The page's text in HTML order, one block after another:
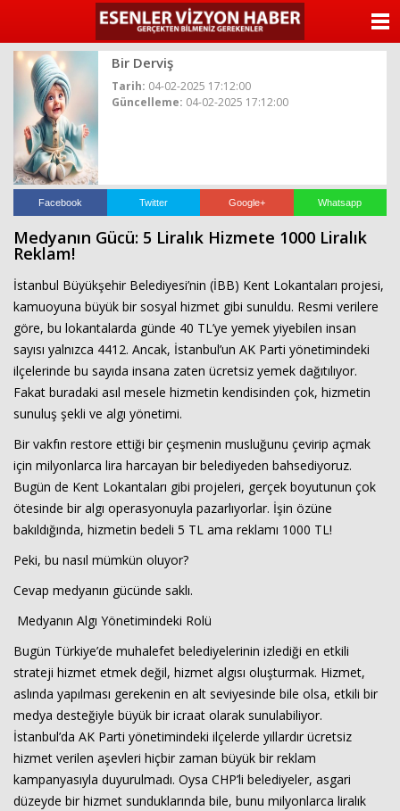
Bir Derviş
Tarih: 04-02-2025 17:12:00
Güncelleme: 04-02-2025 17:12:00
Facebook Twitter Google+ Whatsapp
Medyanın Gücü: 5 Liralık Hizmete 1000 Liralık
Reklam!
İstanbul Büyükşehir Belediyesi’nin (İBB) Kent Lokantaları projesi,
kamuoyuna büyük bir sosyal hizmet gibi sunuldu. Resmi verilere
göre, bu lokantalarda günde 40 TL’ye yemek yiyebilen insan
sayısı yalnızca 4412. Ancak, İstanbul’un AK Parti yönetimindeki
ilçelerinde bu sayıda insana zaten ücretsiz yemek dağıtılıyor.
Fakat buradaki asıl mesele hizmetin kendisinden çok, hizmetin
sunuluş şekli ve algı yönetimi.
Bir vakfın restore ettiği bir çeşmenin musluğunu çevirip açmak
için milyonlarca lira harcayan bir belediyeden bahsediyoruz.
Bugün de Kent Lokantaları gibi projeleri, gerçek boyutunun çok
ötesinde bir algı operasyonuyla pazarlıyorlar. İşin özüne
bakıldığında, hizmetin bedeli 5 TL ama reklamı 1000 TL!
Peki, bu nasıl mümkün oluyor?
Cevap medyanın gücünde saklı.
Medyanın Algı Yönetimindeki Rolü
Bugün Türkiye’de muhalefet belediyelerinin izlediği en etkili
strateji hizmet etmek değil, hizmet algısı oluşturmak. Hizmet,
aslında yapılması gerekenin en alt seviyesinde bile olsa, etkili bir
medya desteğiyle büyük bir icraat olarak sunulabiliyor.
İstanbul’da AK Parti yönetimindeki ilçelerde yıllardır ücretsiz
hizmet verilen aşevleri hiçbir zaman büyük bir reklam
kampanyasıyla duyurulmadı. Oysa CHP’li belediyeler, asgari
düzeyde bir hizmet sunduklarında bile, bunu milyonlarca liralık
ANASAYFA
YAZARLAR
VİDEO GALERİ
KÜNYE
İLETİŞİM